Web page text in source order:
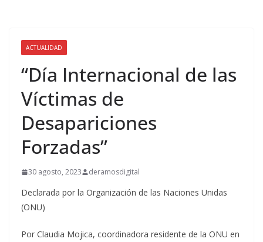
ACTUALIDAD
“Día Internacional de las
Víctimas de
Desapariciones
Forzadas”
30 agosto, 2023 deramosdigital
Declarada por la Organización de las Naciones Unidas
(ONU)
Por Claudia Mojica, coordinadora residente de la ONU en